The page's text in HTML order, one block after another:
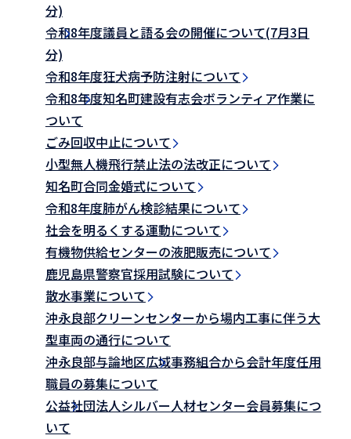
分)
令和8年度議員と語る会の開催について(7月3日
分)
令和8年度狂犬病予防注射について
令和8年度知名町建設有志会ボランティア作業に
ついて
ごみ回収中止について
小型無人機飛行禁止法の法改正について
知名町合同金婚式について
令和8年度肺がん検診結果について
社会を明るくする運動について
有機物供給センターの液肥販売について
鹿児島県警察官採用試験について
散水事業について
沖永良部クリーンセンターから場内工事に伴う大
型車両の通行について
沖永良部与論地区広域事務組合から会計年度任用
職員の募集について
公益社団法人シルバー人材センター会員募集につ
いて